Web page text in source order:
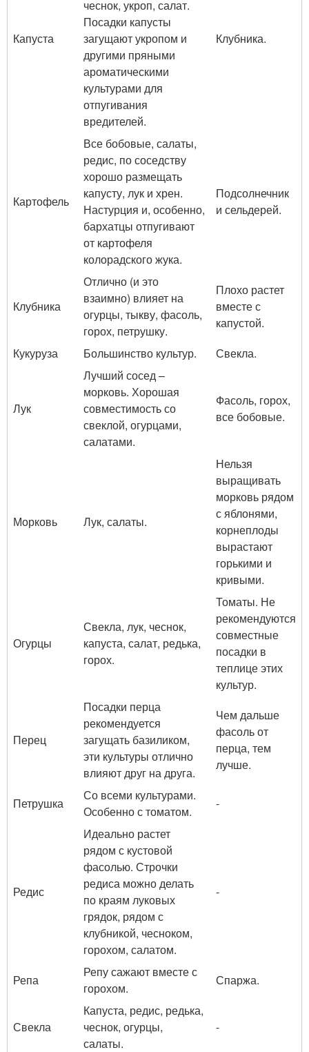
Капуста
чеснок, укроп, салат.
Посадки капусты
загущают укропом и
другими пряными
ароматическими
культурами для
отпугивания
вредителей.
Клубника.
Картофель
Все бобовые, салаты,
редис, по соседству
хорошо размещать
капусту, лук и хрен.
Настурция и, особенно,
бархатцы отпугивают
от картофеля
колорадского жука.
Подсолнечник
и сельдерей.
Клубника
Отлично (и это
взаимно) влияет на
огурцы, тыкву, фасоль,
горох, петрушку.
Плохо растет
вместе с
капустой.
Кукуруза
Большинство культур. Свекла.
Лук
Лучший сосед –
морковь. Хорошая
совместимость со
свеклой, огурцами,
салатами.
Фасоль, горох,
все бобовые.
Морковь Лук, салаты.
Нельзя
выращивать
морковь рядом
с яблонями,
корнеплоды
вырастают
горькими и
кривыми.
Огурцы
Свекла, лук, чеснок,
капуста, салат, редька,
горох.
Томаты. Не
рекомендуются
совместные
посадки в
теплице этих
культур.
Перец
Посадки перца
рекомендуется
загущать базиликом,
эти культуры отлично
влияют друг на друга.
Чем дальше
фасоль от
перца, тем
лучше.
Петрушка
Со всеми культурами.
Особенно с томатом.
-
Редис
Идеально растет
рядом с кустовой
фасолью. Строчки
редиса можно делать
по краям луковых
грядок, рядом с
клубникой, чесноком,
горохом, салатом.
-
Репа
Репу сажают вместе с
горохом.
Спаржа.
Свекла
Капуста, редис, редька,
чеснок, огурцы,
салаты.
-